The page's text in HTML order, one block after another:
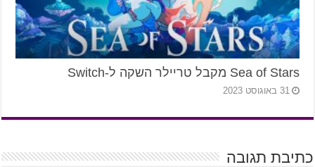
Sea of Stars מקבל טריילר השקה ל-Switch
31 באוגוסט 2023
כתיבת תגובה